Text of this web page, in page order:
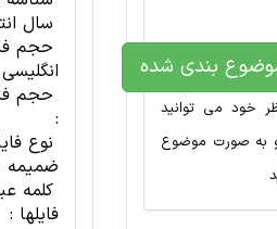
سال
حجم
حجم
:
نوع
ضمیمه
کلمه
فایلها :
بندی شده
خود می توانید
به صورت موضوع